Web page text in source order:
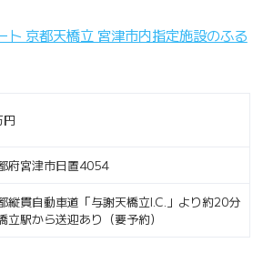
ト 京都天橋立 宮津市内指定施設のふる
府宮津市日置4054
縦貫自動車道「与謝天橋立I.C.」より約20分
立駅から送迎あり（要予約）